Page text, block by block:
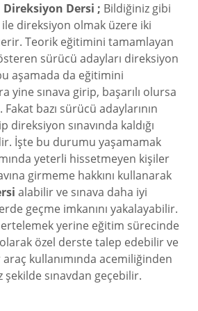
Dersi ; Bildiğiniz gibi
direksiyon olmak üzere iki
Teorik eğitimini tamamlayan
sürücü adayları direksiyon
aşamada da eğitimini
yine sınava girip, başarılı olursa
bazı sürücü adaylarının
direksiyon sınavında kaldığı
İşte bu durumu yaşamamak
yeterli hissetmeyen kişiler
girmeme hakkını kullanarak
alabilir ve sınava daha iyi
geçme imkanını yakalayabilir.
ertelemek yerine eğitim sürecinde
özel derste talep edebilir ve
kullanımında acemiliğinden
sınavdan geçebilir.